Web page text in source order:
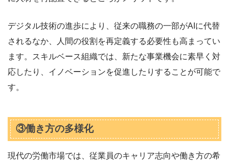
デジタル技術の進歩により、従来の職務の一部がAIに代替
されるなか、人間の役割を再定義する必要性も高まってい
ます。スキルベース組織では、新たな事業機会に素早く対
応したり、イノベーションを促進したりすることが可能で
す。
③働き方の多様化
現代の労働市場では、従業員のキャリア志向や働き方の希